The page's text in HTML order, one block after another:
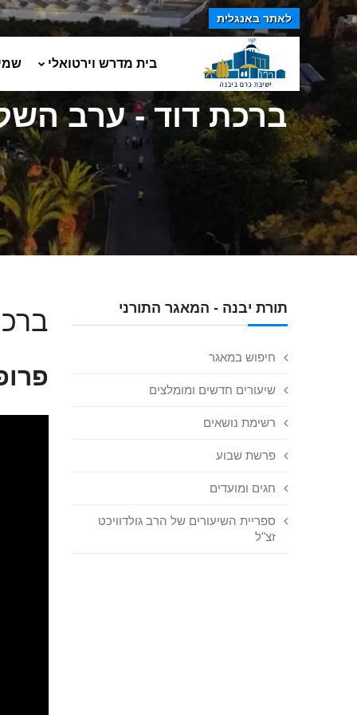
לאתר באנגלית
בית מדרש וירטואלי
ברכת דוד - ערב
תורת יבנה - המאגר התורני
חיפוש במאגר
שיעורים חדשים ומומלצים
רשימת נושאים
פרשת שבוע
חגים ומועדים
ספריית השיעורים של הרב גולדוויכט
זצ"ל